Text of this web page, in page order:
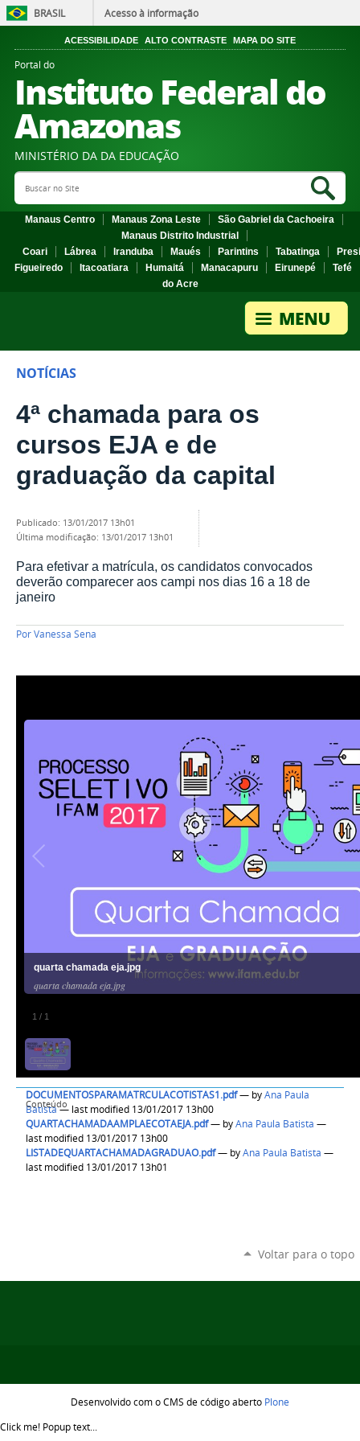
BRASIL Acesso à informação
ACESSIBILIDADE ALTO CONTRASTE MAPA DO SITE
Portal do
Instituto Federal do
Amazonas
MINISTÉRIO DA DA EDUCAÇÃO
Search Site
Manaus Centro Manaus Zona Leste
São Gabriel da Cachoeira
Manaus Distrito Industrial
Coari
Lábrea Iranduba Maués Parintins Tabatinga
Figueiredo
Itacoatiara Humaitá Manacapuru Eirunepé
Tefé
do Acre
NOTÍCIAS
4ª chamada para os
cursos EJA e de
graduação da capital
publicado: 13/01/2017 13h01
última modificação: 13/01/2017 13h01
Para efetivar a matrícula, os candidatos convocados
deverão comparecer aos campi nos dias 16 a 18 de
janeiro
PorVanessa Sena
1 / 1
quarta chamada eja.jpg
quarta chamada eja.jpg
Conteúdo
DOCUMENTOSPARAMATRCULACOTISTAS1.pdf— byAna Paula
Batista
— last modified 13/01/2017 13h00
QUARTACHAMADAAMPLAECOTAEJA.pdf— byAna Paula Batista —
last modified 13/01/2017 13h00
LISTADEQUARTACHAMADAGRADUAO.pdf— byAna Paula Batista —
last modified 13/01/2017 13h01
Voltar para o topo
Desenvolvido com o CMS de código aberto Plone
Click me! Popup text...